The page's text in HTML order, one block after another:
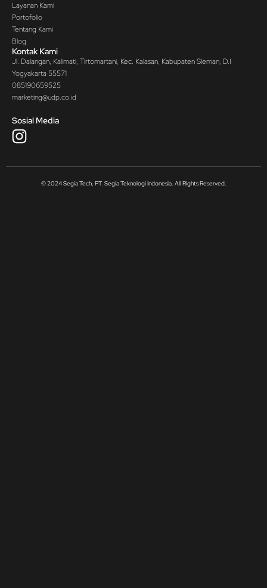
Layanan Kami
Portofolio
Tentang Kami
Blog
Kontak Kami
Jl. Dalangan, Kalimati, Tirtomartani, Kec. Kalasan, Kabupaten Sleman, D.I
Yogyakarta 55571
085190659525
marketing@udp.co.id
Sosial Media
© 2024 Segia Tech, PT. Segia Teknologi Indonesia. All Rights Reserved.